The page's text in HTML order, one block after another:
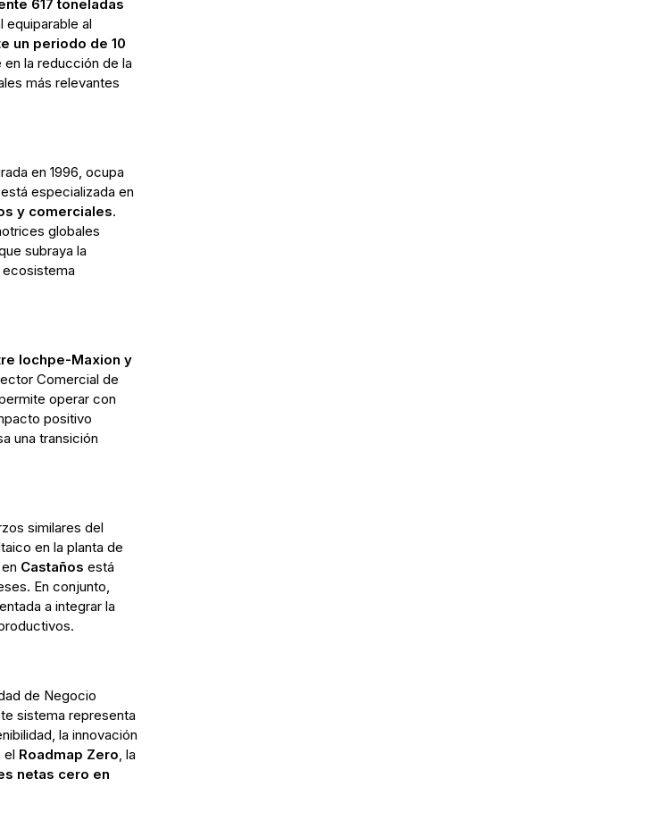
617 toneladas
equiparable al
un periodo de 10
la reducción de la
más relevantes
en 1996, ocupa
especializada en
y comerciales.
globales
subraya la
Iochpe‑Maxion y
Comercial de
operar con
positivo
una transición
similares del
en la planta de
Castaños está
En conjunto,
a integrar la
de Negocio
sistema representa
la innovación
el Roadmap Zero, la
netas cero en